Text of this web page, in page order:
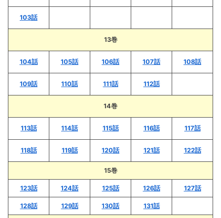
103話
13巻
104話 105話 106話 107話 108話
109話 110話 111話 112話
14巻
113話 114話 115話 116話 117話
118話 119話 120話 121話 122話
15巻
123話 124話 125話 126話 127話
128話 129話 130話 131話